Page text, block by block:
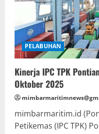
Satukan
51
Aplikasi
Jadi
Layanan
Terpusat
PELABUHAN
Kinerja IPC TPK
Oktober 2025
mimbarmaritim.id
Petikemas (IPC TPK)